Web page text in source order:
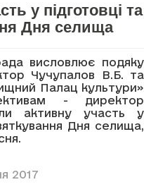
у підготовці та
Дня селища
висловлює подяку
Чучупалов В.Б. та
Палац культури»
- директор
активну участь у
Дня селища,
2017